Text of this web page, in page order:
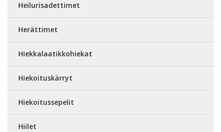
Heilurisadettimet
Herättimet
Hiekkalaatikkohiekat
Hiekoituskärryt
Hiekoitussepelit
Hiilet